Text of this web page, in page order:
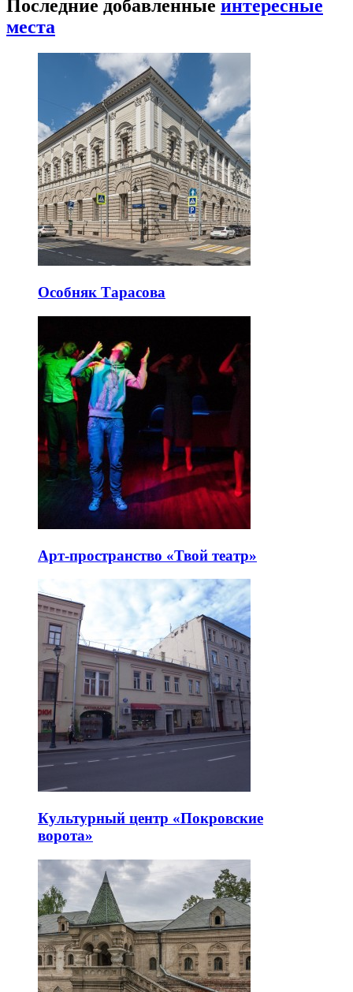
Последние добавленные интересные
места
Особняк Тарасова
Арт-пространство «Твой театр»
Культурный центр «Покровские
ворота»